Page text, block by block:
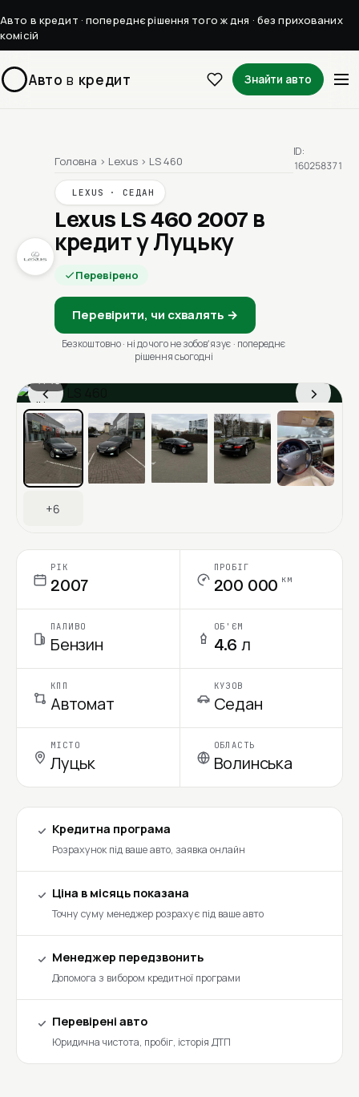
Авто в кредит · попереднє рішення того ж дня · без прихованих
комісій
Авто в кредит Знайти авто
Головна › Lexus › LS 460
LEXUS · СЕДАН
Lexus LS 460 2007 в
кредит у Луцьку
Перевірено
Перевірити, чи схвалять →
Безкоштовно · ні до чого не зобовʼязує · попереднє
рішення сьогодні
ID:
160258371
‹ ›
1 / 13
Ціна в місяць
+6
РІК
2007
ПРОБІГ
200 000 км
ПАЛИВО
Бензин
ОБ'ЄМ
4.6 л
КПП
Автомат
КУЗОВ
Седан
МІСТО
Луцьк
ОБЛАСТЬ
Волинська
Кредитна програма
Розрахунок під ваше авто, заявка онлайн
Ціна в місяць показана
Точну суму менеджер розрахує під ваше авто
Менеджер передзвонить
Допомога з вибором кредитної програми
Перевірені авто
Юридична чистота, пробіг, історія ДТП